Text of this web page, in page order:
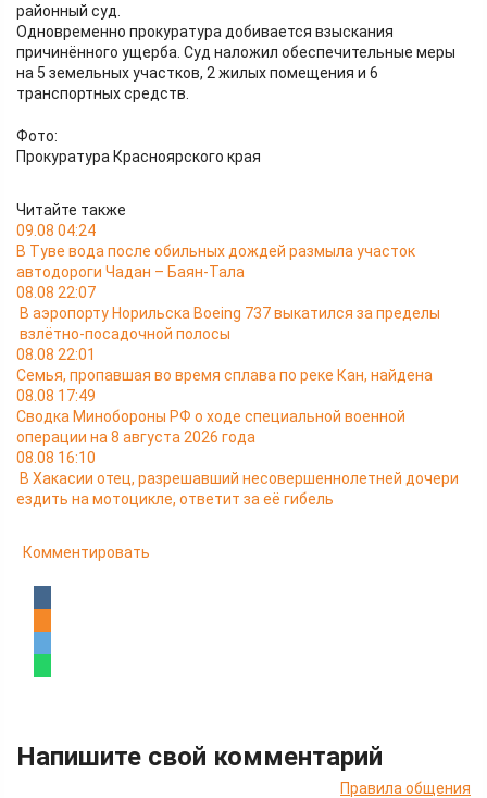
районный суд.
Одновременно прокуратура добивается взыскания
причинённого ущерба. Суд наложил обеспечительные меры
на 5 земельных участков, 2 жилых помещения и 6
транспортных средств.
Фото:
Прокуратура Красноярского края
Читайте также
09.08 04:24
В Туве вода после обильных дождей размыла участок
автодороги Чадан – Баян-Тала
08.08 22:07
В аэропорту Норильска Boeing 737 выкатился за пределы
взлётно-посадочной полосы
08.08 22:01
Семья, пропавшая во время сплава по реке Кан, найдена
08.08 17:49
Сводка Минобороны РФ о ходе специальной военной
операции на 8 августа 2026 года
08.08 16:10
В Хакасии отец, разрешавший несовершеннолетней дочери
ездить на мотоцикле, ответит за её гибель
Комментировать
Напишите свой комментарий
Правила общения